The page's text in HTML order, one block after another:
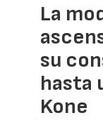
La
su
hasta
Kone